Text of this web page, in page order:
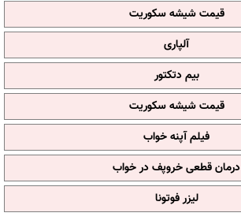
قیمت شیشه سکوریت
آلپاری
بیم دتکتور
قیمت شیشه سکوریت
فیلم آپنه خواب
درمان قطعی خروپف در خواب
لیزر فوتونا